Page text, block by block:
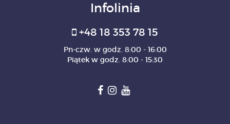
Infolinia
+48 18 353 78 15
Pn-czw. w godz. 8:00 - 16:00
Piątek w godz. 8:00 - 15:30